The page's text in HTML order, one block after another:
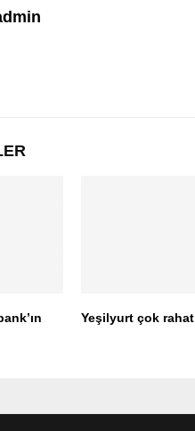
Yeşilyurt çok rahat